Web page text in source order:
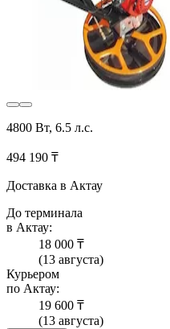
4800 Вт, 6.5 л.с.
494 190 ₸
Доставка в Актау
До терминала
в Актау:
18 000 ₸
(13 августа)
Курьером
по Актау:
19 600 ₸
(13 августа)